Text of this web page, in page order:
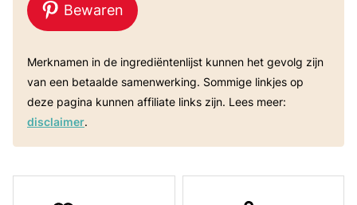
Bewaren
Merknamen in de ingrediëntenlijst kunnen het gevolg zijn
van een betaalde samenwerking. Sommige linkjes op
deze pagina kunnen affiliate links zijn. Lees meer:
disclaimer.